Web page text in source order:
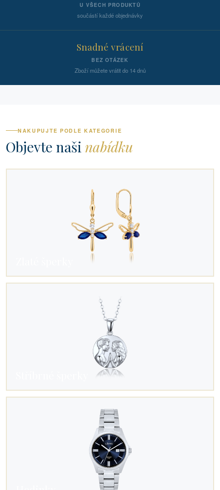
U VŠECH PRODUKTŮ
součástí každé objednávky
Snadné vrácení
BEZ OTÁZEK
Zboží můžete vrátit do 14 dnů
NAKUPUJTE PODLE KATEGORIE
Objevte naši nabídku